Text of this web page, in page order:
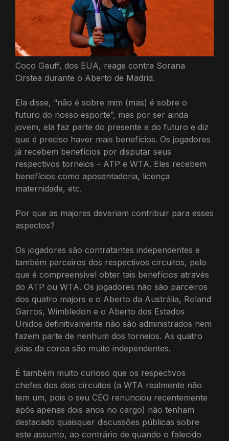
Coco Gauff, dos EUA, reage contra Sorana
Cirstea durante o Aberto de Madrid.
Ela disse, “não é sobre mim (mas) é sobre o
futuro do nosso esporte”, mas por ser ainda
jovem, ela faz parte do presente e do futuro e diz
que é preciso haver mais benefícios. Os jogadores
já recebem benefícios por disputar seus
respectivos torneios – ATP e WTA. Eles recebem
benefícios como aposentadoria, licença
maternidade, etc.
Por que as majores deveriam contribuir para esses
aspectos?
Os jogadores são contratantes independentes e
também parceiros dos respectivos circuitos, pelo
que é compreensível obter tais benefícios através
do ATP ou WTA. Os jogadores não são parceiros
dos quatro majors e o Aberto da Austrália, Roland
Garros, Wimbledon e o Aberto dos Estados
Unidos definitivamente não são administrados nem
fazem parte de nenhum dos torneios. As quatro
joias da coroa são muito independentes.
É também muito curioso que os respectivos
chefes dos dois circuitos (a WTA realmente não
tem um, pois o seu CEO renunciou recentemente
após apenas dois anos no cargo) não tenham
destacado quaisquer discussões públicas sobre
este assunto, ao contrário de quando o falecido